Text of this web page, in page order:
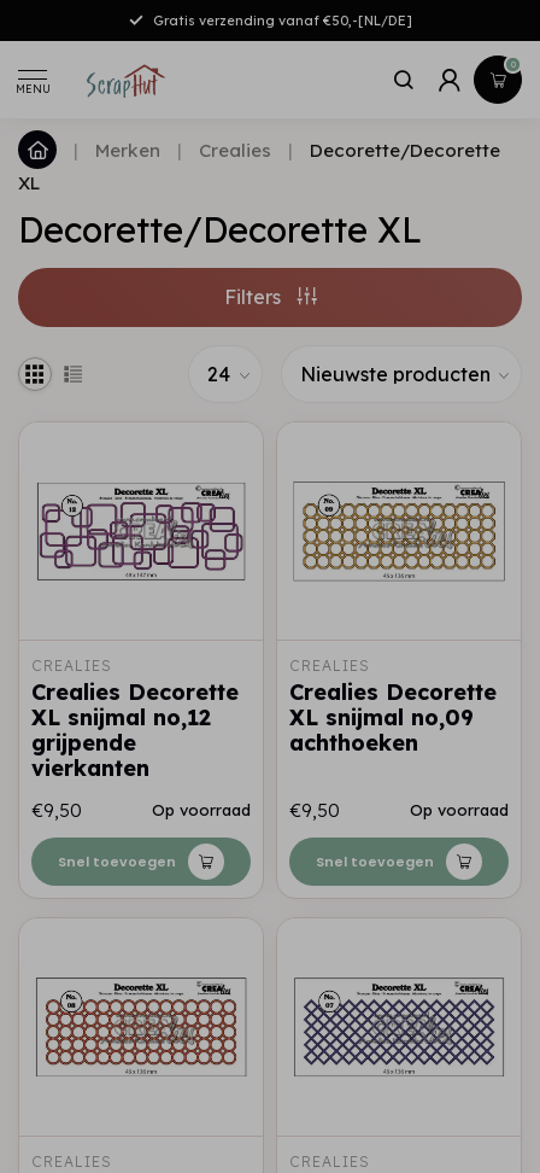
Gratis verzending vanaf €50,-[NL/DE]
MENU
0
| Merken | Crealies |
Decorette/Decorette
XL
Decorette/Decorette XL
Filters
CREALIES
Crealies Decorette
XL snijmal no,12
grijpende
vierkanten
€9,50 Op voorraad
Snel toevoegen
CREALIES
Crealies Decorette
XL snijmal no,09
achthoeken
€9,50 Op voorraad
Snel toevoegen
CREALIES CREALIES